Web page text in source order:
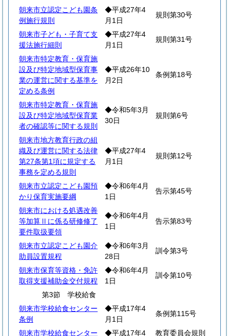
朝来市立認定こども園条
例施行規則
◆平成27年4
月1日
規則第30号
朝来市子ども・子育て支
援法施行細則
◆平成27年4
月1日
規則第31号
朝来市特定教育・保育施
設及び特定地域型保育事
業の運営に関する基準を
定める条例
◆平成26年10
月2日
条例第18号
朝来市特定教育・保育施
設及び特定地域型保育業
者の確認等に関する規則
◆令和5年3月
30日
規則第6号
朝来市地方教育行政の組
織及び運営に関する法律
第27条第1項に規定する
事務を定める規則
◆平成27年4
月1日
規則第12号
朝来市立認定こども園預
かり保育実施要綱
◆令和6年4月
1日
告示第45号
朝来市における処遇改善
等加算Ⅱに係る研修修了
要件取扱要領
◆令和6年4月
1日
告示第83号
朝来市立認定こども園介
助員設置規程
◆令和6年3月
28日
訓令第3号
朝来市保育等資格・免許
取得支援補助金交付規程
◆令和6年4月
1日
訓令第10号
第3節 学校給食
朝来市学校給食センター
条例
◆平成17年4
月1日
条例第115号
朝来市学校給食センター
◆平成17年4
教育委員会規則